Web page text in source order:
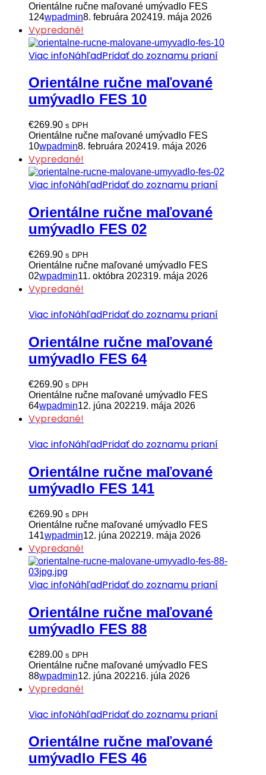
Orientálne ručne maľované umývadlo FES
124wpadmin8. februára 202419. mája 2026
Vypredané!
Viac infoNáhľadPridať do zoznamu prianí
Orientálne ručne maľované
umývadlo FES 10
€269.90 s DPH
Orientálne ručne maľované umývadlo FES
10wpadmin8. februára 202419. mája 2026
Vypredané!
Viac infoNáhľadPridať do zoznamu prianí
Orientálne ručne maľované
umývadlo FES 02
€269.90 s DPH
Orientálne ručne maľované umývadlo FES
02wpadmin11. októbra 202319. mája 2026
Vypredané!
Viac infoNáhľadPridať do zoznamu prianí
Orientálne ručne maľované
umývadlo FES 64
€269.90 s DPH
Orientálne ručne maľované umývadlo FES
64wpadmin12. júna 202219. mája 2026
Vypredané!
Viac infoNáhľadPridať do zoznamu prianí
Orientálne ručne maľované
umývadlo FES 141
€269.90 s DPH
Orientálne ručne maľované umývadlo FES
141wpadmin12. júna 202219. mája 2026
Vypredané!
Viac infoNáhľadPridať do zoznamu prianí
Orientálne ručne maľované
umývadlo FES 88
€289.00 s DPH
Orientálne ručne maľované umývadlo FES
88wpadmin12. júna 202216. júla 2026
Vypredané!
Viac infoNáhľadPridať do zoznamu prianí
Orientálne ručne maľované
umývadlo FES 46